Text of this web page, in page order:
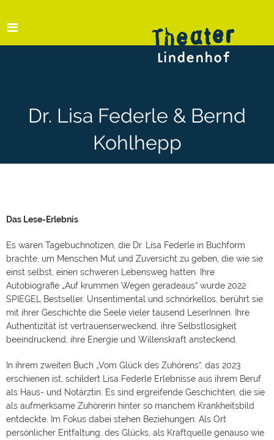
Dr. Lisa Federle & Bernd
Kohlhepp
Das Lese-Erlebnis
Es waren Tagebuchnotizen, die Dr. Lisa Federle in Buchform
brachte, um Menschen Mut und Zuversicht zu geben, die wie sie
einst selbst, einen schweren Lebensweg hatten. Ihre
Autobiografie „Auf krummen Wegen geradeaus“ wurde 2022
SPIEGEL Bestseller. Unsentimental und schnörkellos, berührt sie
mit ihrer Geschichte die Seele vieler tausend LeserInnen. Ihre
Authentizität ist vertrauenserweckend, ihre Selbstlosigkeit
beeindruckend, ihre Energie und Willenskraft ansteckend.
In ihrem zweiten Buch „Vom Glück des Zuhörens“, das 2023
erschienen ist, schildert Lisa Federle Erlebnisse aus ihrem Beruf
als Haus- und Notärztin. Es sind ergreifende Geschichten, die sie
als aufmerksame Zuhörerin hinter so manchem Krankheitsbild
entdeckte. Im Fokus dabei stehen Beziehungen: Als Ort
persönlicher Entfaltung, des Glücks, als Kraftquelle genauso wie